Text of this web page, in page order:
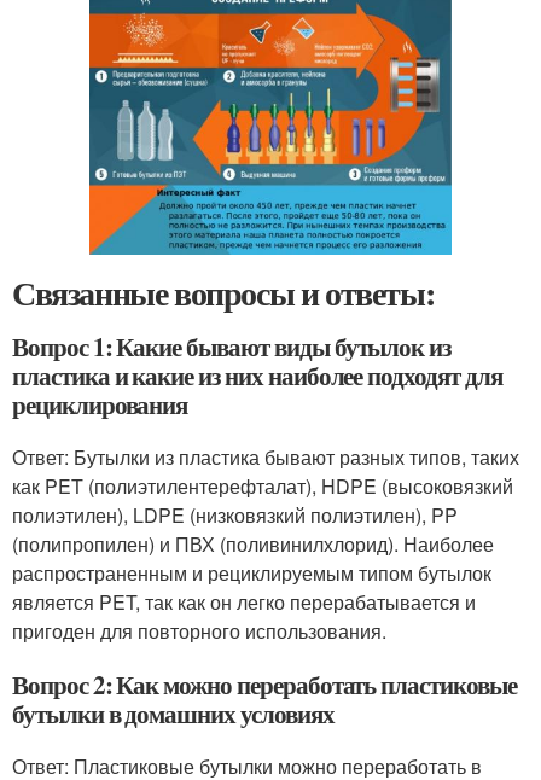
Связанные вопросы и ответы:
Вопрос 1: Какие бывают виды бутылок из
пластика и какие из них наиболее подходят для
рециклирования
Ответ: Бутылки из пластика бывают разных типов, таких
как PET (полиэтилентерефталат), HDPE (высоковязкий
полиэтилен), LDPE (низковязкий полиэтилен), PP
(полипропилен) и ПВХ (поливинилхлорид). Наиболее
распространенным и рециклируемым типом бутылок
является PET, так как он легко перерабатывается и
пригоден для повторного использования.
Вопрос 2: Как можно переработать пластиковые
бутылки в домашних условиях
Ответ: Пластиковые бутылки можно переработать в